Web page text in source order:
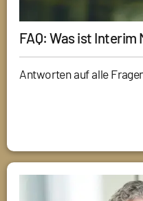
FAQ: Was ist Interim
Antworten auf alle